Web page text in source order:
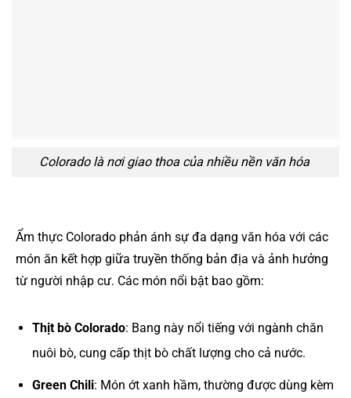
Colorado là nơi giao thoa của nhiều nền văn hóa
Ẩm thực Colorado phản ánh sự đa dạng văn hóa với các
món ăn kết hợp giữa truyền thống bản địa và ảnh hưởng
từ người nhập cư. Các món nổi bật bao gồm:
Thịt bò Colorado: Bang này nổi tiếng với ngành chăn
nuôi bò, cung cấp thịt bò chất lượng cho cả nước.
Green Chili: Món ớt xanh hầm, thường được dùng kèm